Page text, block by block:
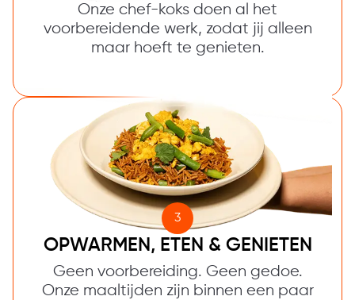
Onze chef-koks doen al het
voorbereidende werk, zodat jij alleen
maar hoeft te genieten.
3
OPWARMEN, ETEN & GENIETEN
Geen voorbereiding. Geen gedoe.
Onze maaltijden zijn binnen een paar